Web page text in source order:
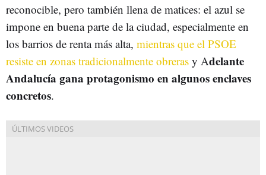
reconocible, pero también llena de matices: el azul se
impone en buena parte de la ciudad, especialmente en
los barrios de renta más alta, mientras que el PSOE
resiste en zonas tradicionalmente obreras y Adelante
Andalucía gana protagonismo en algunos enclaves
concretos.